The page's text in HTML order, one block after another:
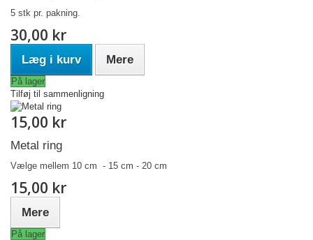
5 stk pr. pakning.
30,00 kr
Læg i kurv Mere
På lager
Tilføj til sammenligning
15,00 kr
Metal ring
Vælge mellem 10 cm - 15 cm - 20 cm
15,00 kr
Mere
På lager